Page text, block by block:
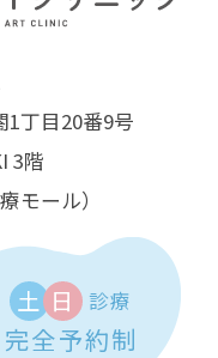
1丁目20番9号
3階
モール）
土 日 診療
完全予約制